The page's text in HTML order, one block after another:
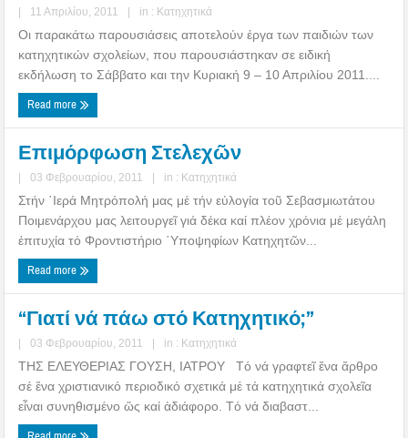
| 11 Απριλίου, 2011 | in : Κατηχητικά
Οι παρακάτω παρουσιάσεις αποτελούν έργα των παιδιών των
κατηχητικών σχολείων, που παρουσιάστηκαν σε ειδική
εκδήλωση το Σάββατο και την Κυριακή 9 – 10 Απριλίου 2011....
Read more
Επιμόρφωση Στελεχῶν
| 03 Φεβρουαρίου, 2011 | in : Κατηχητικά
Στήν ῾Ιερά Μητρόπολή μας μέ τήν εὐλογία τοῦ Σεβασμιωτάτου
Ποιμενάρχου μας λειτουργεῖ γιά δέκα καί πλέον χρόνια μέ μεγάλη
ἐπιτυχία τό Φροντιστήριο ῾Υποψηφίων Κατηχητῶν...
Read more
“Γιατί νά πάω στό Κατηχητικό;”
| 03 Φεβρουαρίου, 2011 | in : Κατηχητικά
ΤΗΣ ΕΛΕΥΘΕΡΙΑΣ ΓΟΥΣΗ, ΙΑΤΡΟΥ Τό νά γραφτεῖ ἕνα ἄρθρο
σέ ἕνα χριστιανικό περιοδικό σχετικά μέ τά κατηχητικά σχολεῖα
εἶναι συνηθισμένο ὥς καί ἀδιάφορο. Τό νά διαβαστ...